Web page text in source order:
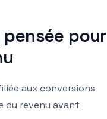
pour
aux conversions
du revenu avant